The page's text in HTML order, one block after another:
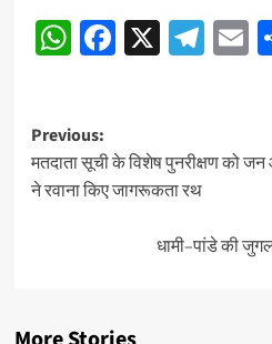
WhatsApp
Facebook
X
Post
navigation
Previous:
मतदाता सूची के विशेष पुनरीक्षण को
ने रवाना किए जागरूकता रथ
धामी–पांडे की